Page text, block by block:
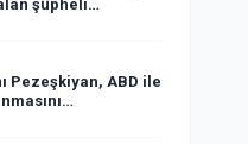
şüpheli
Pezeşkiyan, ABD ile